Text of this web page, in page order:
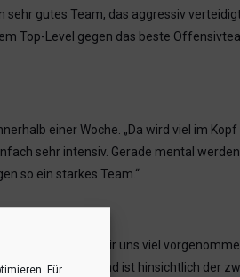
Für
gutes Team, das aggressiv
Top-Level gegen das beste
einer Woche. „Da wird viel im
sehr intensiv. Gerade mental
so ein starkes Team.“
49ers
„haben wir uns viel
sehr bedeutend ist hinsichtlich der